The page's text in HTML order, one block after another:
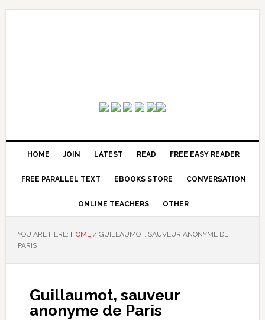
HOME JOIN LATEST READ FREE EASY READER
FREE PARALLEL TEXT EBOOKS STORE CONVERSATION
ONLINE TEACHERS OTHER
YOU ARE HERE: HOME /GUILLAUMOT, SAUVEUR ANONYME DE
PARIS
Guillaumot, sauveur
anonyme de Paris